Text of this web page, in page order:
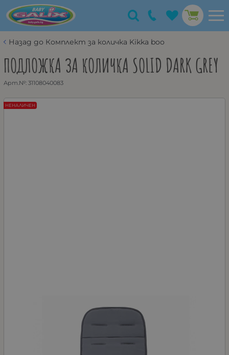
Назад до Комплект за количка Kikka boo
ПОДЛОЖКА ЗА КОЛИЧКА SOLID DARK GREY
Арт.№: 31108040083
НЕНАЛИЧЕН